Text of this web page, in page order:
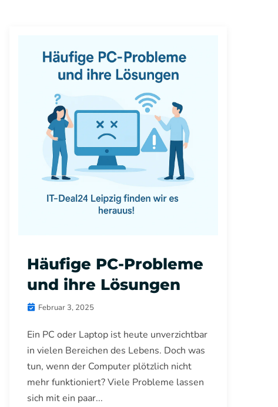
Häufige PC-Probleme
und ihre Lösungen
Februar 3, 2025
Ein PC oder Laptop ist heute unverzichtbar
in vielen Bereichen des Lebens. Doch was
tun, wenn der Computer plötzlich nicht
mehr funktioniert? Viele Probleme lassen
sich mit ein paar...